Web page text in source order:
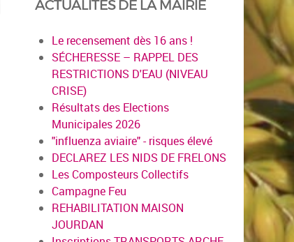
ACTUALITÉS DE LA MAIRIE
Le recensement dès 16 ans !
SÉCHERESSE – RAPPEL DES
RESTRICTIONS D'EAU (NIVEAU
CRISE)
Résultats des Elections
Municipales 2026
"influenza aviaire" - risques élevé
DECLAREZ LES NIDS DE FRELONS
Les Composteurs Collectifs
Campagne Feu
REHABILITATION MAISON
JOURDAN